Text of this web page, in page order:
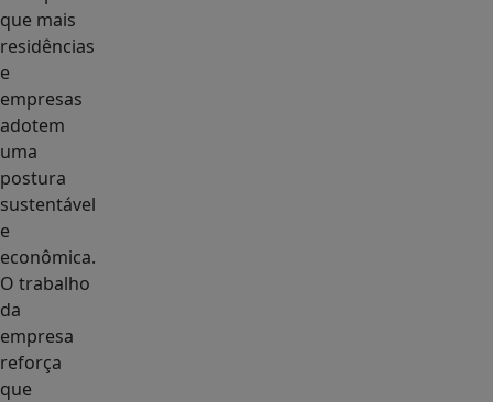
que mais
residências
e
empresas
adotem
uma
postura
sustentável
e
econômica.
O trabalho
da
empresa
reforça
que